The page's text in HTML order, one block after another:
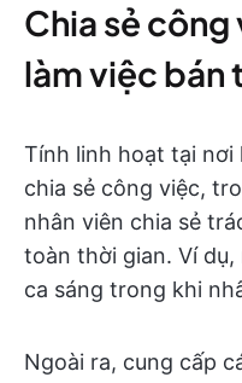
Chia sẻ công
làm việc bán
Tính linh hoạt tại nơi
chia sẻ công việc,
nhân viên chia sẻ
toàn thời gian. Ví
ca sáng trong khi
Ngoài ra, cung cấp